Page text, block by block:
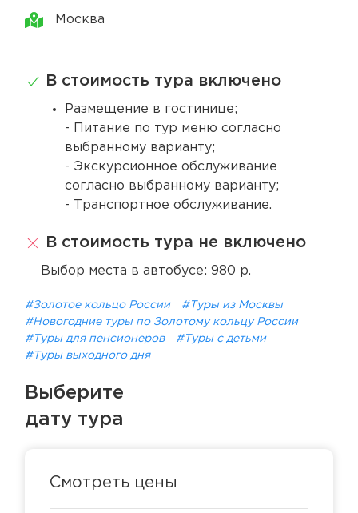
Москва
В стоимость тура включено
Размещение в гостинице;
- Питание по тур меню согласно
выбранному варианту;
- Экскурсионное обслуживание
согласно выбранному варианту;
- Транспортное обслуживание.
В стоимость тура не включено
Выбор места в автобусе: 980 р.
#Золотое кольцо России
#Туры из Москвы
#Новогодние туры по Золотому кольцу России
#Туры для пенсионеров
#Туры с детьми
#Туры выходного дня
Выберите
дату тура
Смотреть цены